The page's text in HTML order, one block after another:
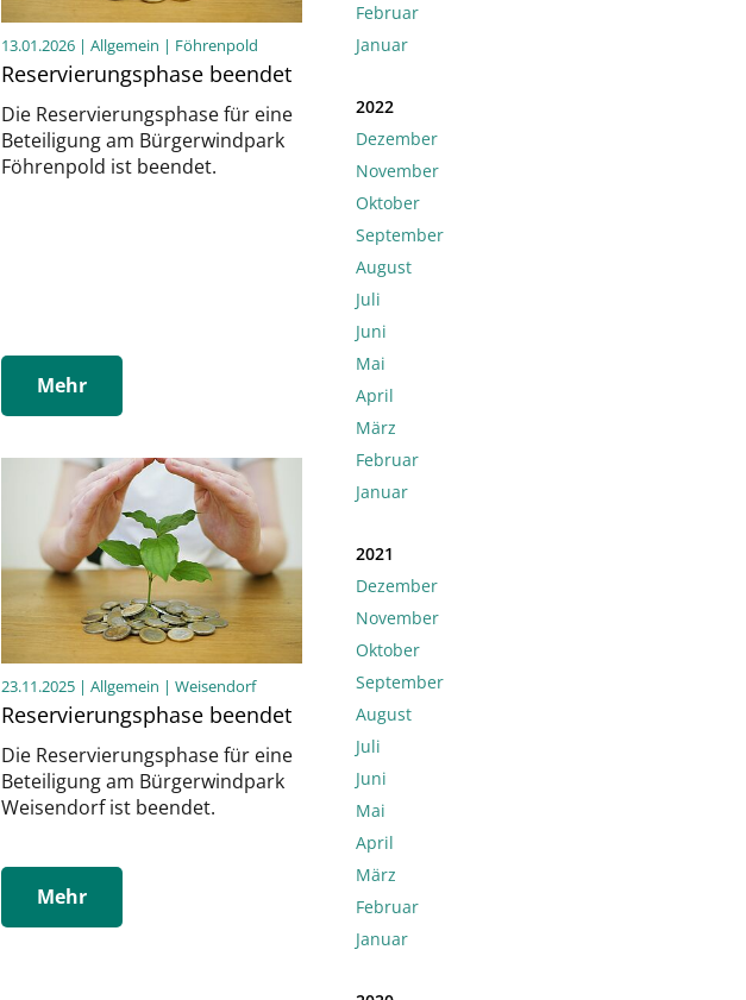
13.01.2026 | Allgemein | Föhrenpold
Reservierungsphase beendet
Die Reservierungsphase für eine
Beteiligung am Bürgerwindpark
Föhrenpold ist beendet.
Mehr
23.11.2025 | Allgemein | Weisendorf
Reservierungsphase beendet
Die Reservierungsphase für eine
Beteiligung am Bürgerwindpark
Weisendorf ist beendet.
Mehr
Februar
Januar
2022
Dezember
November
Oktober
September
August
Juli
Juni
Mai
April
März
Februar
Januar
2021
Dezember
November
Oktober
September
August
Juli
Juni
Mai
April
März
Februar
Januar